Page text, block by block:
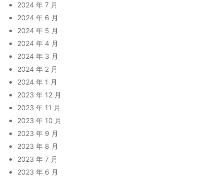
2024 年 7 月
2024 年 6 月
2024 年 5 月
2024 年 4 月
2024 年 3 月
2024 年 2 月
2024 年 1 月
2023 年 12 月
2023 年 11 月
2023 年 10 月
2023 年 9 月
2023 年 8 月
2023 年 7 月
2023 年 6 月